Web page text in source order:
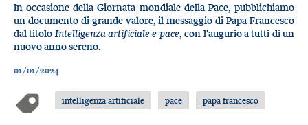
In occasione della Giornata mondiale della Pace, pubblichiamo
un documento di grande valore, il messaggio di Papa Francesco
dal titoloIntelligenza artificiale e pace, con l'augurio a tutti di un
nuovo anno sereno.
01/01/2024
intelligenza artificiale pace papa francesco